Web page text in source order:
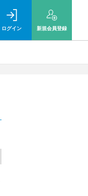
ログイン 新規会員登録